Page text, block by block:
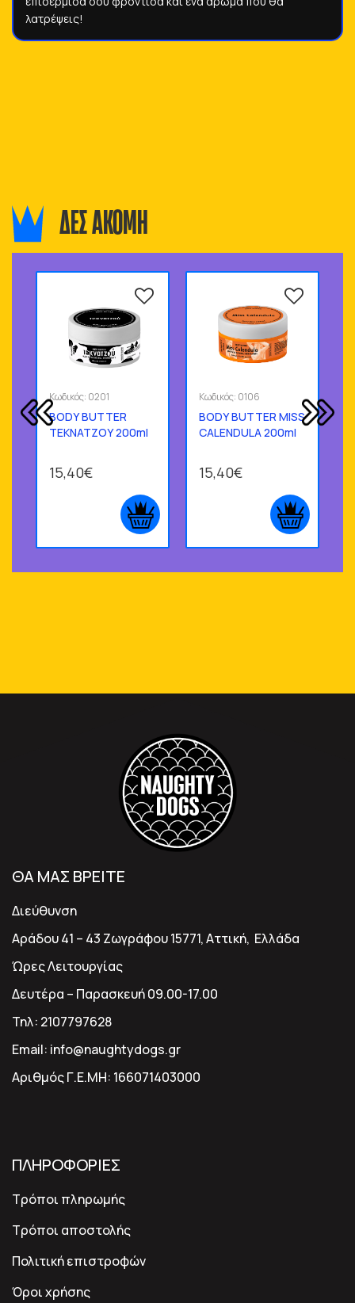
λατρέψεις!
ΔΕΣ ΑΚΟΜΗ
Κωδικός: 0201
BODY BUTTER
ΤΕΚΝΑΤΖΟΥ 200ml
15,40€
Κωδικός: 0106
BODY BUTTER MISS
CALENDULA 200ml
15,40€
ΘΑ ΜΑΣ ΒΡΕΙΤΕ
Διεύθυνση
Αράδου 41 – 43 Ζωγράφου 15771, Αττική, Ελλάδα
Ώρες Λειτουργίας
Δευτέρα – Παρασκευή 09.00-17.00
Τηλ: 2107797628
Email: info@naughtydogs.gr
Αριθμός Γ.Ε.ΜΗ: 166071403000
ΠΛΗΡΟΦΟΡΙΕΣ
Τρόποι πληρωμής
Τρόποι αποστολής
Πολιτική επιστροφών
Όροι χρήσης